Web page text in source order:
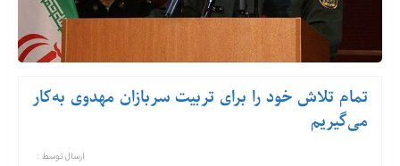
تمام تلاش خود را برای تربیت سربازان مهدوی به‌کار
می‌گیریم
ارسال توسط :